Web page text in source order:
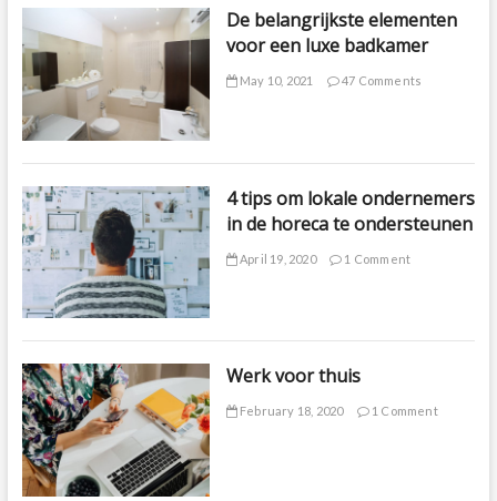
De belangrijkste elementen
voor een luxe badkamer
May 10, 2021 47 Comments
4 tips om lokale ondernemers
in de horeca te ondersteunen
April 19, 2020 1 Comment
Werk voor thuis
February 18, 2020 1 Comment